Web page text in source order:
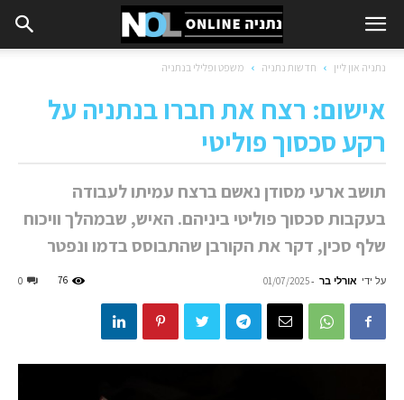
נתניה און ליין חדשות נתניה משפט ופלילי בנתניה
אישום: רצח את חברו בנתניה על
רקע סכסוך פוליטי
תושב ארעי מסודן נאשם ברצח עמיתו לעבודה
בעקבות סכסוך פוליטי ביניהם. האיש, שבמהלך וויכוח
שלף סכין, דקר את הקורבן שהתבוסס בדמו ונפטר
על ידי אורלי בר -
01/07/2025
0 76